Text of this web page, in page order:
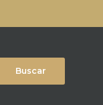
Buscar